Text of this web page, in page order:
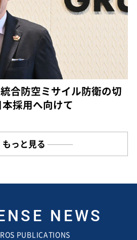
合防空ミサイル防衛の切
採用へ向けて
もっと見る
NEWS
PUBLICATIONS